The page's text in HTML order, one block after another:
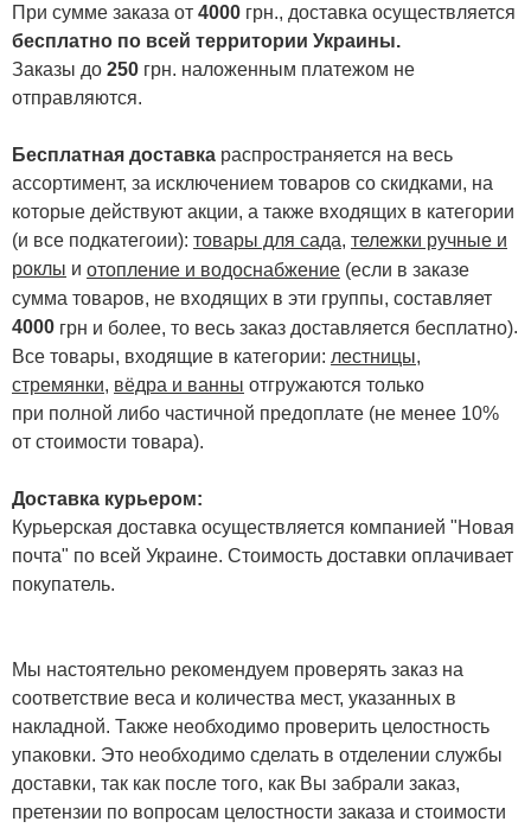
При сумме заказа от 4000 грн., доставка осуществляется
бесплатно по всей территории Украины.
Заказы до 250 грн. наложенным платежом не
отправляются.
Бесплатная доставка распространяется на весь
ассортимент, за исключением товаров со скидками, на
которые действуют акции, а также входящих в категории
(и все подкатегоии): товары для сада, тележки ручные и
роклы и отопление и водоснабжение (если в заказе
сумма товаров, не входящих в эти группы, составляет
4000 грн и более, то весь заказ доставляется бесплатно).
Все товары, входящие в категории: лестницы,
стремянки, вёдра и ванны отгружаются только
при полной либо частичной предоплате (не менее 10%
от стоимости товара).
Доставка курьером:
Курьерская доставка осуществляется компанией "Новая
почта" по всей Украине. Стоимость доставки оплачивает
покупатель.
Мы настоятельно рекомендуем проверять заказ на
соответствие веса и количества мест, указанных в
накладной. Также необходимо проверить целостность
упаковки. Это необходимо сделать в отделении службы
доставки, так как после того, как Вы забрали заказ,
претензии по вопросам целостности заказа и стоимости